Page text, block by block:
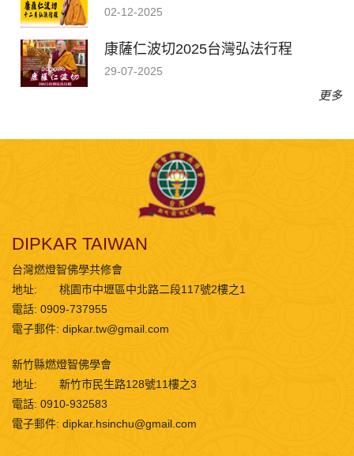
02-12-2025
康薩仁波切2025台灣弘法行程
29-07-2025
更多
DIPKAR TAIWAN
台灣燃燈智佛學共修會
地址:
桃園市中壢區中北路二段117號2樓之1
電話: 0909-737955
電子郵件: dipkar.tw@gmail.com
新竹縣燃燈智佛學會
地址:
新竹市民生路128號11樓之3
電話: 0910-932583
電子郵件: dipkar.hsinchu@gmail.com